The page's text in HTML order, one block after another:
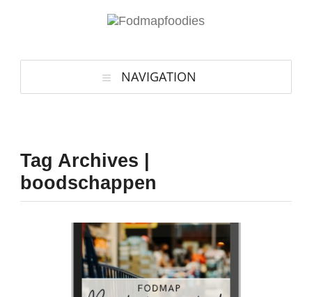
NAVIGATION
Tag Archives |
boodschappen